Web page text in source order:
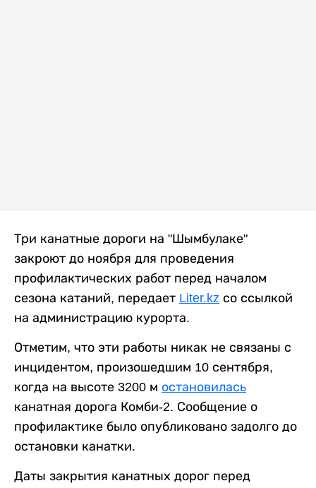
Три канатные дороги на "Шымбулаке"
закроют до ноября для проведения
профилактических работ перед началом
сезона катаний, передает Liter.kz со ссылкой
на администрацию курорта.
Отметим, что эти работы никак не связаны с
инцидентом, произошедшим 10 сентября,
когда на высоте 3200 м остановилась
канатная дорога Комби-2. Сообщение о
профилактике было опубликовано задолго до
остановки канатки.
Даты закрытия канатных дорог перед